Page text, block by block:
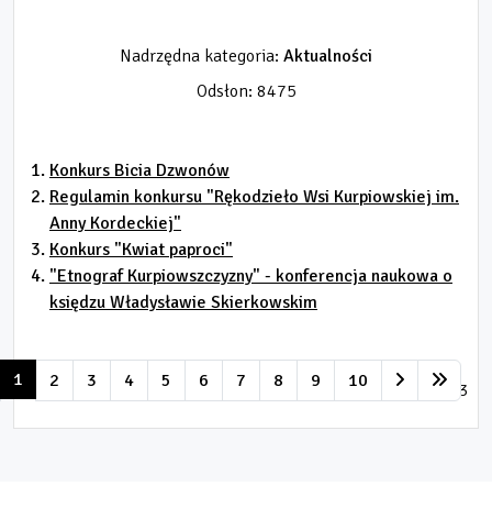
Nadrzędna kategoria: Aktualności
Odsłon: 8475
Konkurs Bicia Dzwonów
Regulamin konkursu "Rękodzieło Wsi Kurpiowskiej im.
Anny Kordeckiej"
Konkurs "Kwiat paproci"
"Etnograf Kurpiowszczyzny" - konferencja naukowa o
księdzu Władysławie Skierkowskim
Strona 1 z 13
1 2 3 4 5 6 7 8 9 10